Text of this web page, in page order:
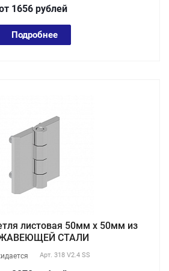
1656 рублей
Подробнее
листовая 50мм х 50мм из
СТАЛИ
Арт. 318 V2.4 SS